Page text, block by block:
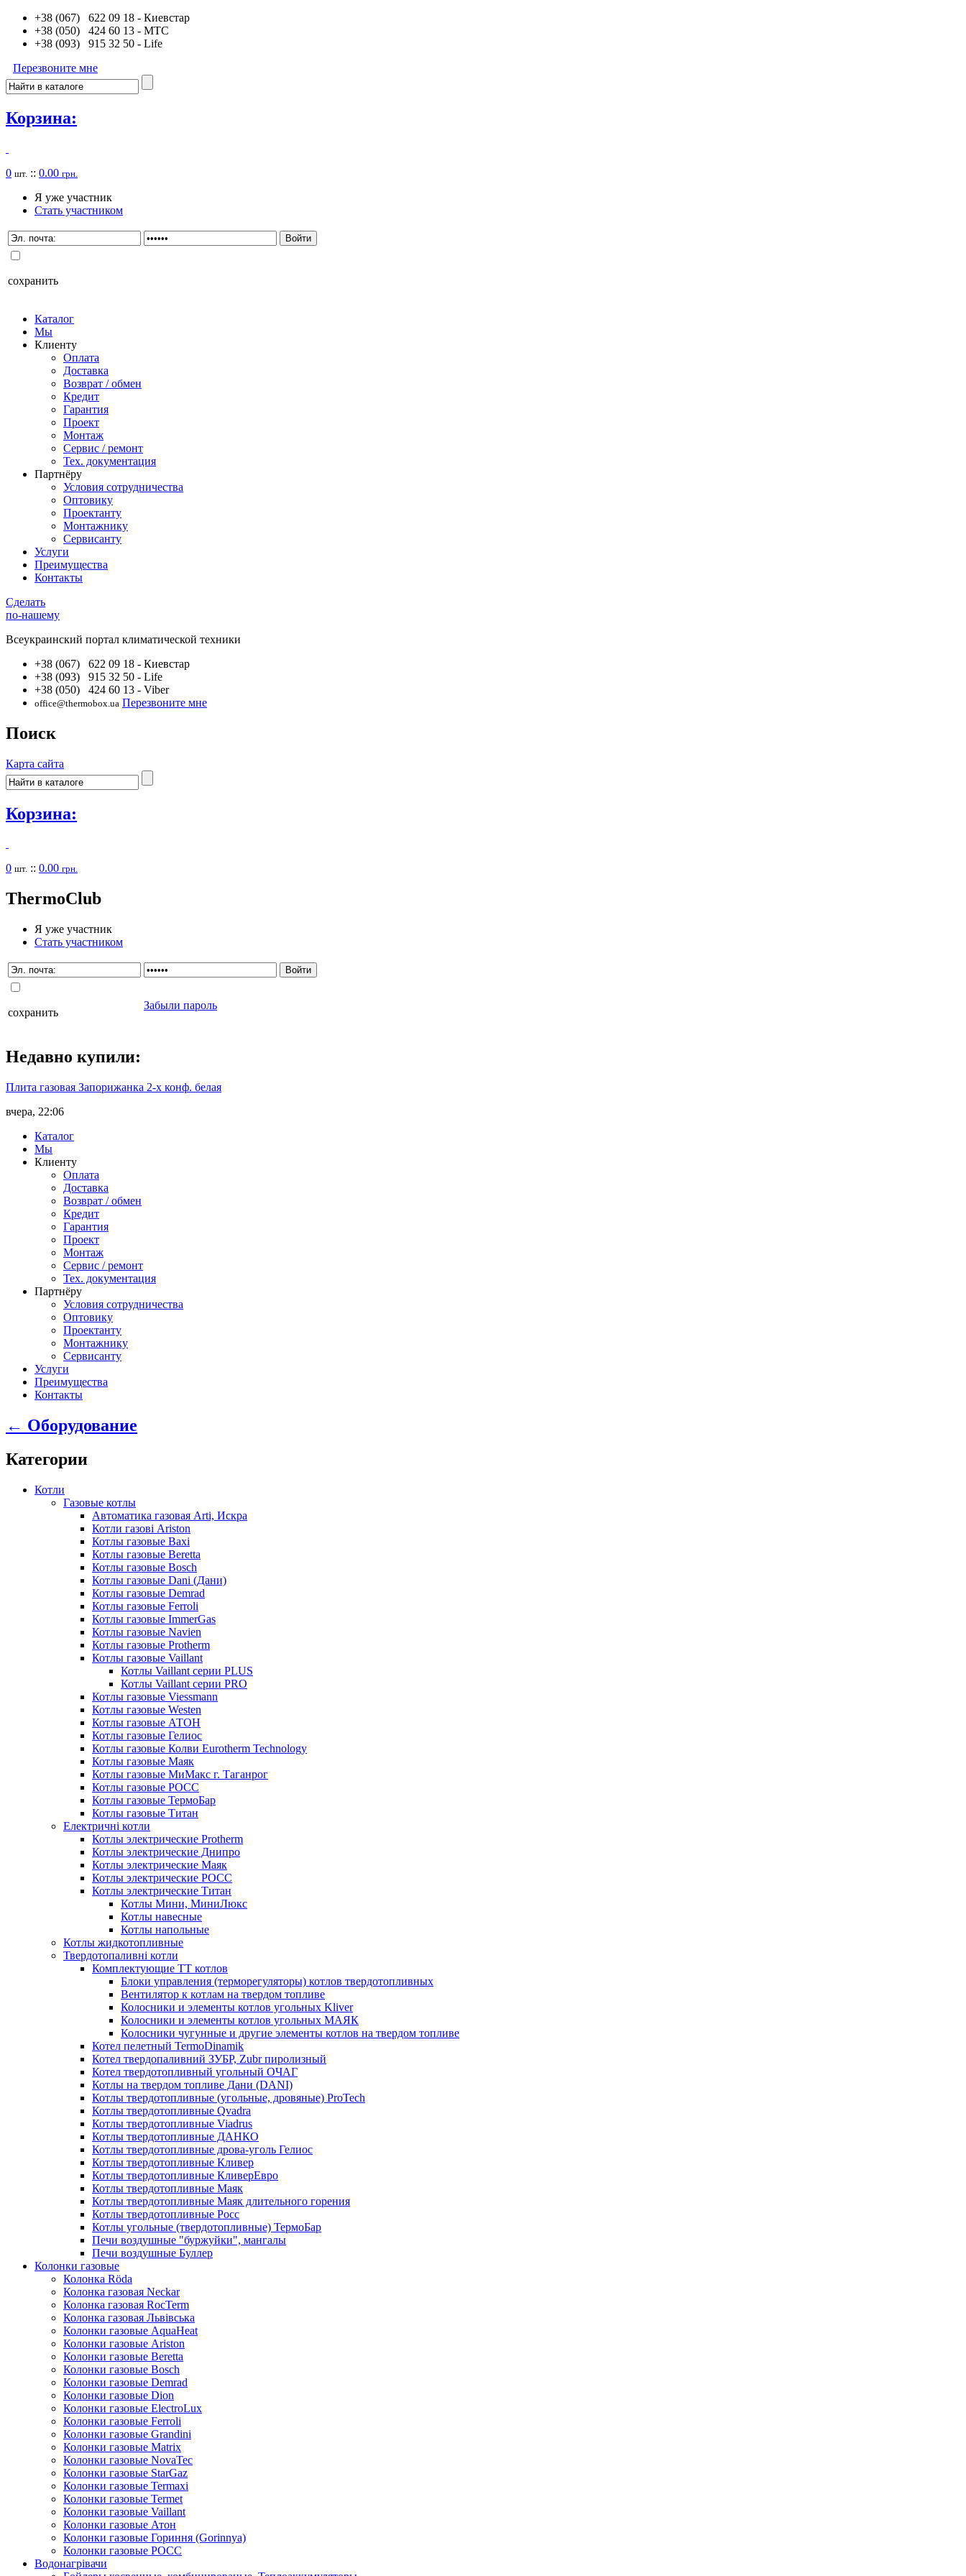
+38 (067) 622 09 18 - Киевстар
+38 (050) 424 60 13 - MTC
+38 (093) 915 32 50 - Life
Перезвоните мне
Корзина:
0 шт. :: 0.00 грн.
Я уже участник
Стать участником
сохранить
Каталог
Мы
Клиенту
Оплата
Доставка
Возврат / обмен
Кредит
Гарантия
Проект
Монтаж
Сервис / ремонт
Тех. документация
Партнёру
Условия сотрудничества
Оптовику
Проектанту
Монтажнику
Сервисанту
Услуги
Преимущества
Контакты
Сделать
по-нашему
Всеукраинский портал климатической техники
+38 (067) 622 09 18 - Киевстар
+38 (093) 915 32 50 - Life
+38 (050) 424 60 13 - Viber
office@thermobox.ua Перезвоните мне
Поиск
Карта сайта
Корзина:
0 шт. :: 0.00 грн.
ThermoClub
Я уже участник
Стать участником
сохранить
Забыли пароль
Недавно купили:
Плита газовая Запорижанка 2-х конф. белая
вчера, 22:06
Каталог
Мы
Клиенту
Оплата
Доставка
Возврат / обмен
Кредит
Гарантия
Проект
Монтаж
Сервис / ремонт
Тех. документация
Партнёру
Условия сотрудничества
Оптовику
Проектанту
Монтажнику
Сервисанту
Услуги
Преимущества
Контакты
← Оборудование
Категории
Котли
Газовые котлы
Автоматика газовая Arti, Искра
Котли газові Ariston
Котлы газовые Baxi
Котлы газовые Beretta
Котлы газовые Bosch
Котлы газовые Dani (Дани)
Котлы газовые Demrad
Котлы газовые Ferroli
Котлы газовые ImmerGas
Котлы газовые Navien
Котлы газовые Protherm
Котлы газовые Vaillant
Котлы Vaillant серии PLUS
Котлы Vaillant серии PRO
Котлы газовые Viessmann
Котлы газовые Westen
Котлы газовые АТОН
Котлы газовые Гелиос
Котлы газовые Колви Eurotherm Technology
Котлы газовые Маяк
Котлы газовые МиМакс г. Таганрог
Котлы газовые РОСС
Котлы газовые ТермоБар
Котлы газовые Титан
Електричні котли
Котлы электрические Protherm
Котлы электрические Днипро
Котлы электрические Маяк
Котлы электрические РОСС
Котлы электрические Титан
Котлы Мини, МиниЛюкс
Котлы навесные
Котлы напольные
Котлы жидкотопливные
Твердотопаливні котли
Комплектующие ТТ котлов
Блоки управления (терморегуляторы) котлов твердотопливных
Вентилятор к котлам на твердом топливе
Колосники и элементы котлов угольных Kliver
Колосники и элементы котлов угольных МАЯК
Колосники чугунные и другие элементы котлов на твердом топливе
Котел пелетный TermoDinamik
Котел твердопаливний ЗУБР, Zubr пиролизный
Котел твердотопливный угольный ОЧАГ
Котлы на твердом топливе Дани (DANI)
Котлы твердотопливные (угольные, дровяные) ProTech
Котлы твердотопливные Qvadra
Котлы твердотопливные Viadrus
Котлы твердотопливные ДАНКО
Котлы твердотопливные дрова-уголь Гелиос
Котлы твердотопливные Кливер
Котлы твердотопливные КливерЕвро
Котлы твердотопливные Маяк
Котлы твердотопливные Маяк длительного горения
Котлы твердотопливные Росс
Котлы угольные (твердотопливные) ТермоБар
Печи воздушные "буржуйки", мангалы
Печи воздушные Буллер
Колонки газовые
Колонка Rӧda
Колонка газовая Neckar
Колонка газовая RocTerm
Колонка газовая Львiвська
Колонки газовые AquaHeat
Колонки газовые Ariston
Колонки газовые Beretta
Колонки газовые Bosch
Колонки газовые Demrad
Колонки газовые Dion
Колонки газовые ElectroLux
Колонки газовые Ferroli
Колонки газовые Grandini
Колонки газовые Matrix
Колонки газовые NovaTec
Колонки газовые StarGaz
Колонки газовые Termaxi
Колонки газовые Termet
Колонки газовые Vaillant
Колонки газовые Атон
Колонки газовые Гориння (Gorinnya)
Колонки газовые РОСС
Водонагрівачи